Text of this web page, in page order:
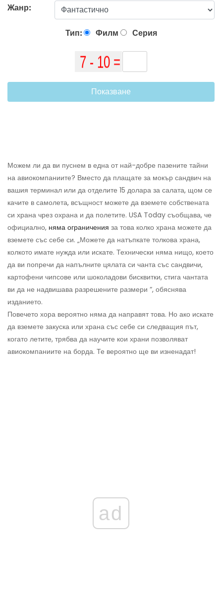
Жанр:
Тип: Филм Серия
Показване
Можем ли да ви пуснем в една от най-добре пазените тайни
на авиокомпаниите? Вместо да плащате за мокър сандвич на
вашия терминал или да отделите 15 долара за салата, щом се
качите в самолета, всъщност можете да вземете собствената
си храна чрез охрана и да полетите. USA Today съобщава, че
официално, няма ограничения за това колко храна можете да
вземете със себе си. „Можете да натъпкате толкова храна,
колкото имате нужда или искате. Технически няма нищо, което
да ви попречи да напълните цялата си чанта със сандвичи,
картофени чипсове или шоколадови бисквитки, стига чантата
ви да не надвишава разрешените размери “, обяснява
изданието.
Повечето хора вероятно няма да направят това. Но ако искате
да вземете закуска или храна със себе си следващия път,
когато летите, трябва да научите кои храни позволяват
авиокомпаниите на борда. Те вероятно ще ви изненадат!
ad